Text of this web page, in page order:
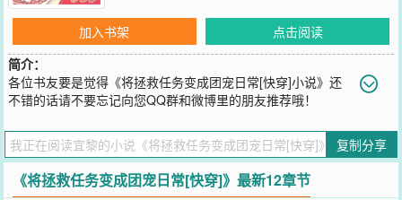
加入书架
点击阅读
简介：
各位书友要是觉得《将拯救任务变成团宠日常[快穿]小说》还
不错的话请不要忘记向您QQ群和微博里的朋友推荐哦！
记向您QQ群和微博微信里的朋友推荐哦！
复制分享
《将拯救任务变成团宠日常[快穿]》最新12章节